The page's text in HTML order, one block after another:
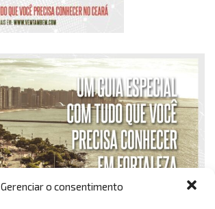
Gerenciar o consentimento